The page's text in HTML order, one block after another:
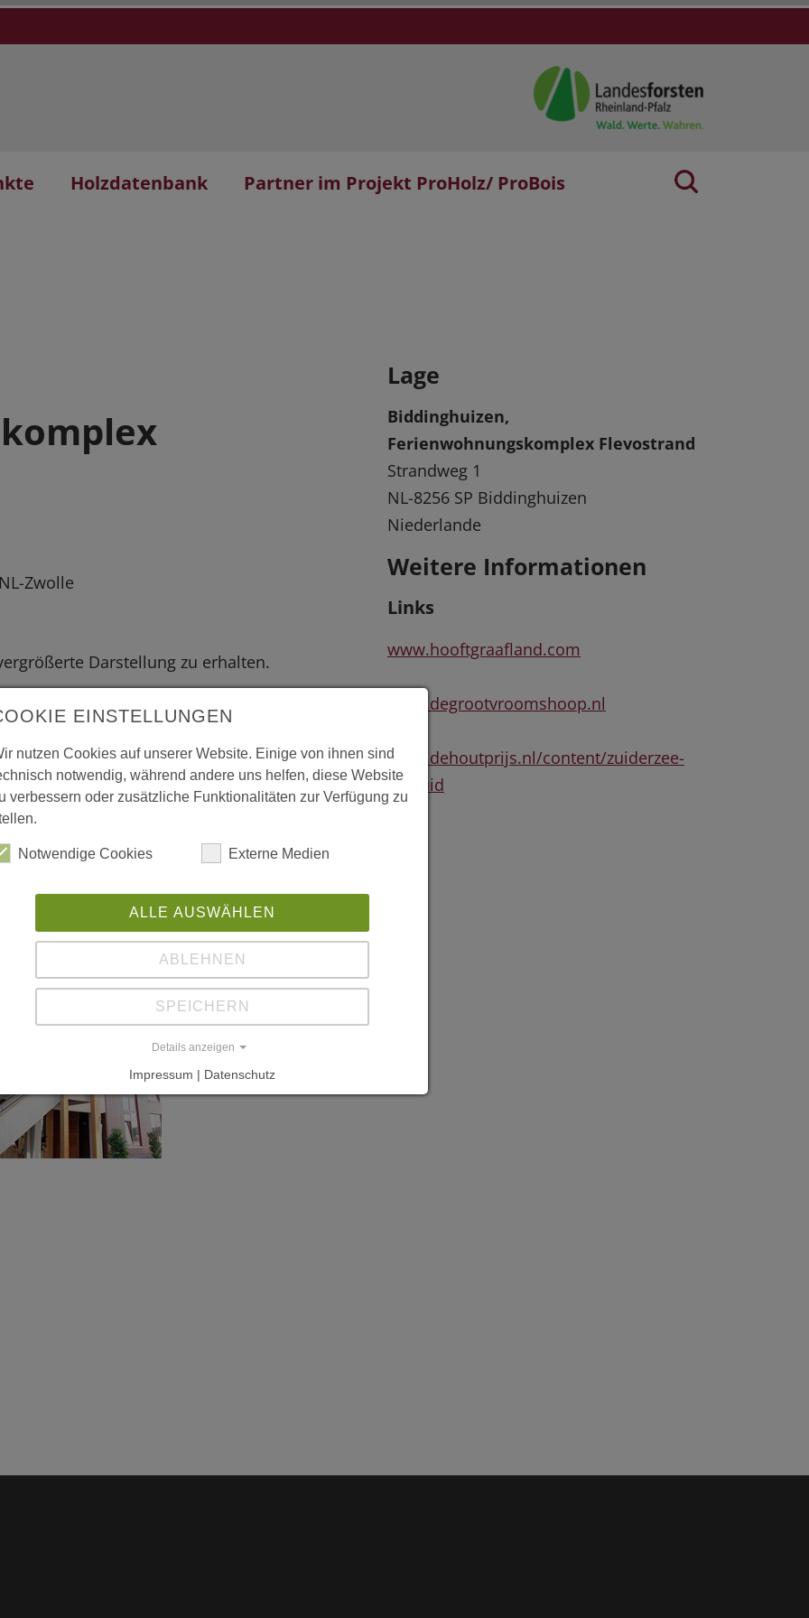
Holzdatenbank Partner im Projekt ProHolz/ ProBois
Zwolle
Darstellung zu erhalten.
Lage
Biddinghuizen,
Ferienwohnungskomplex Flevostrand
Strandweg 1
NL-8256 SP Biddinghuizen
Niederlande
Weitere Informationen
Links
www.hooftgraafland.com
www.degrootvroomshoop.nl
www.dehoutprijs.nl/content/zuiderzee-
op-zuid
EINSTELLUNGEN
nutzen Cookies auf unserer Website. Einige von ihnen sind
notwendig, während andere uns helfen, diese Website
verbessern oder zusätzliche Funktionalitäten zur Verfügung zu
Notwendige Cookies Externe Medien
ALLE AUSWÄHLEN
ABLEHNEN
SPEICHERN
Details anzeigen
Impressum | Datenschutz